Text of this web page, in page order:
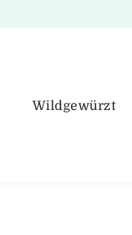
Wildgewürzt